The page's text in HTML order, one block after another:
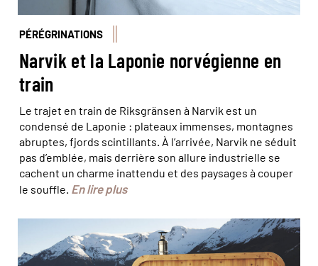
PÉRÉGRINATIONS
Narvik et la Laponie norvégienne en
train
Le trajet en train de Riksgränsen à Narvik est un
condensé de Laponie : plateaux immenses, montagnes
abruptes, fjords scintillants. À l’arrivée, Narvik ne séduit
pas d’emblée, mais derrière son allure industrielle se
cachent un charme inattendu et des paysages à couper
le souffle. En lire plus